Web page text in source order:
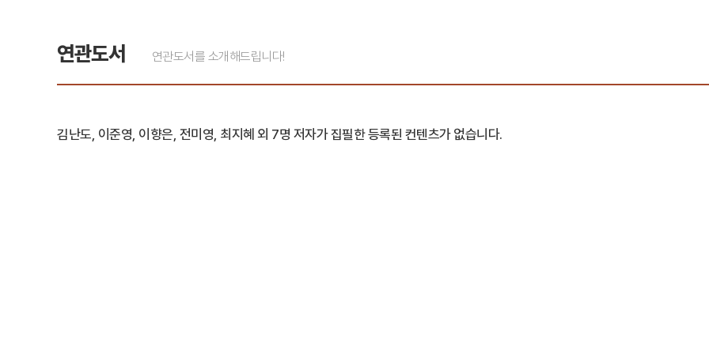
연관도서 연관도서를 소개해드립니다!
김난도, 이준영, 이향은, 전미영, 최지혜 외 7명 저자가 집필한 등록된 컨텐츠가 없습니다.